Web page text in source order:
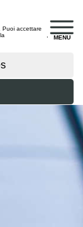
MENU
Puoi accettare